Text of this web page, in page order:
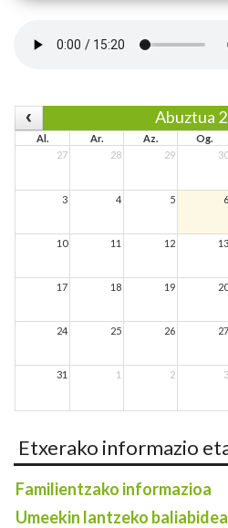
Abuztua
Al. Ar. Az. Og.
27
28 29 30
3 4 5 6
10 11 12 13
17 18 19 20
24 25 26 27
31 1 2 3
Etxerako informazio
Familientzako informazioa
Umeekin lantzeko